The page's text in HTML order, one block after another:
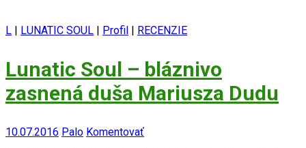
L | LUNATIC SOUL | Profil | RECENZIE
Lunatic Soul – bláznivo
zasnená duša Mariusza Dudu
10.07.2016 Palo Komentovať